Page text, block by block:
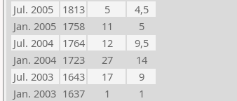
Jul. 2005
1813 5
4,5
Jan. 2005 1758 11
5
Jul. 2004
1764 12
9,5
Jan. 2004 1723 27
14
Jul. 2003
1643 17
9
Jan. 2003 1637 1
1